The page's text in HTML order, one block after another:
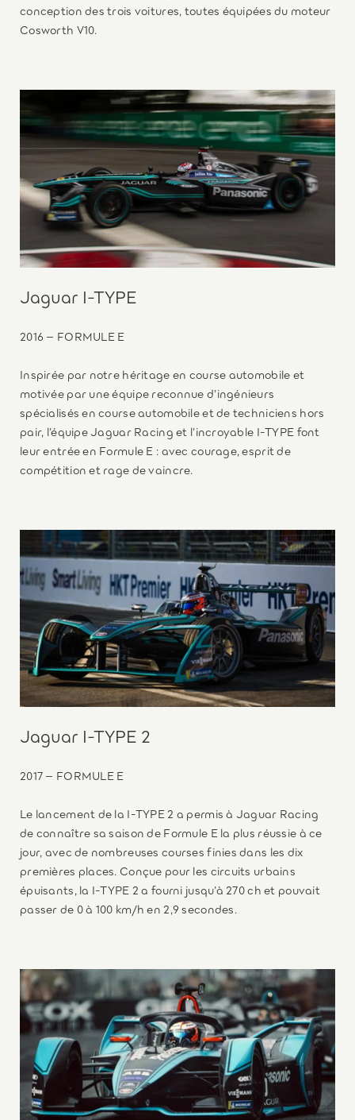
conception des trois voitures, toutes équipées du moteur
Cosworth V10.
Jaguar I‑TYPE
2016 – FORMULE E
Inspirée par notre héritage en course automobile et
motivée par une équipe reconnue d’ingénieurs
spécialisés en course automobile et de techniciens hors
pair, l’équipe Jaguar Racing et l’incroyable I-TYPE font
leur entrée en Formule E : avec courage, esprit de
compétition et rage de vaincre.
Jaguar I-TYPE 2
2017 – FORMULE E
Le lancement de la I-TYPE 2 a permis à Jaguar Racing
de connaître sa saison de Formule E la plus réussie à ce
jour, avec de nombreuses courses finies dans les dix
premières places. Conçue pour les circuits urbains
épuisants, la I-TYPE 2 a fourni jusqu’à 270 ch et pouvait
passer de 0 à 100 km/h en 2,9 secondes.